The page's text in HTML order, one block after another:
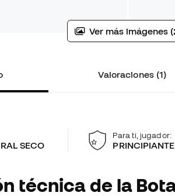
Ver más imágenes
Valoraciones (1)
SECO
Para ti, jugador:
PRINCIPIANTE
técnica de la